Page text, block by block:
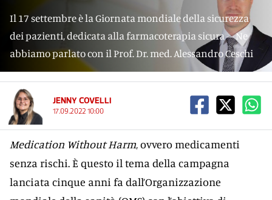
Il 17 settembre è la Giornata mondiale della sicurezza
dei pazienti, dedicata alla farmacoterapia sicura – Ne
abbiamo parlato con il Prof. Dr. med. Alessandro Ceschi
JENNY COVELLI
17.09.2022 10:00
Medication Without Harm, ovvero medicamenti
senza rischi. È questo il tema della campagna
lanciata cinque anni fa dall’Organizzazione